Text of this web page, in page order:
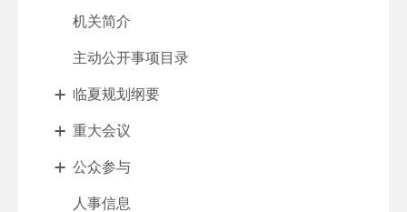
机关简介
主动公开事项目录
临夏规划纲要
重大会议
公众参与
人事信息